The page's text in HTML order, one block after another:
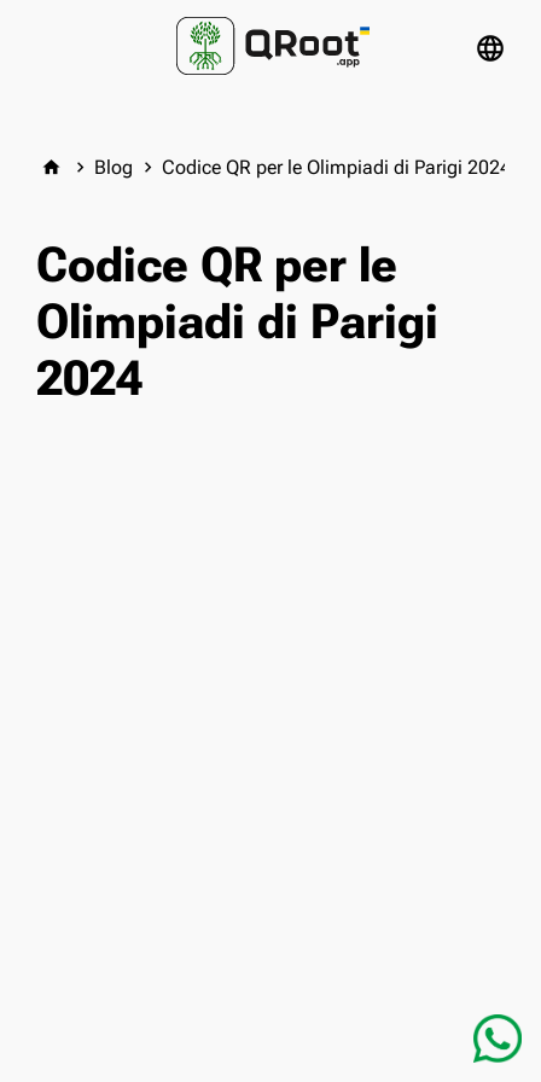
language
home keyboard_arrow_right Blog keyboard_arrow_right Codice QR per le Olimpiadi di Parigi 2024
Codice QR per le
Olimpiadi di Parigi
2024